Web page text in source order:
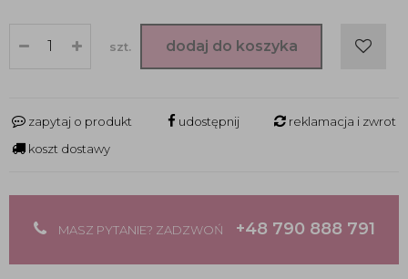
szt. dodaj do koszyka
zapytaj o produkt udostępnij
reklamacja i zwrot
koszt dostawy
MASZ PYTANIE? ZADZWOŃ +48 790 888 791